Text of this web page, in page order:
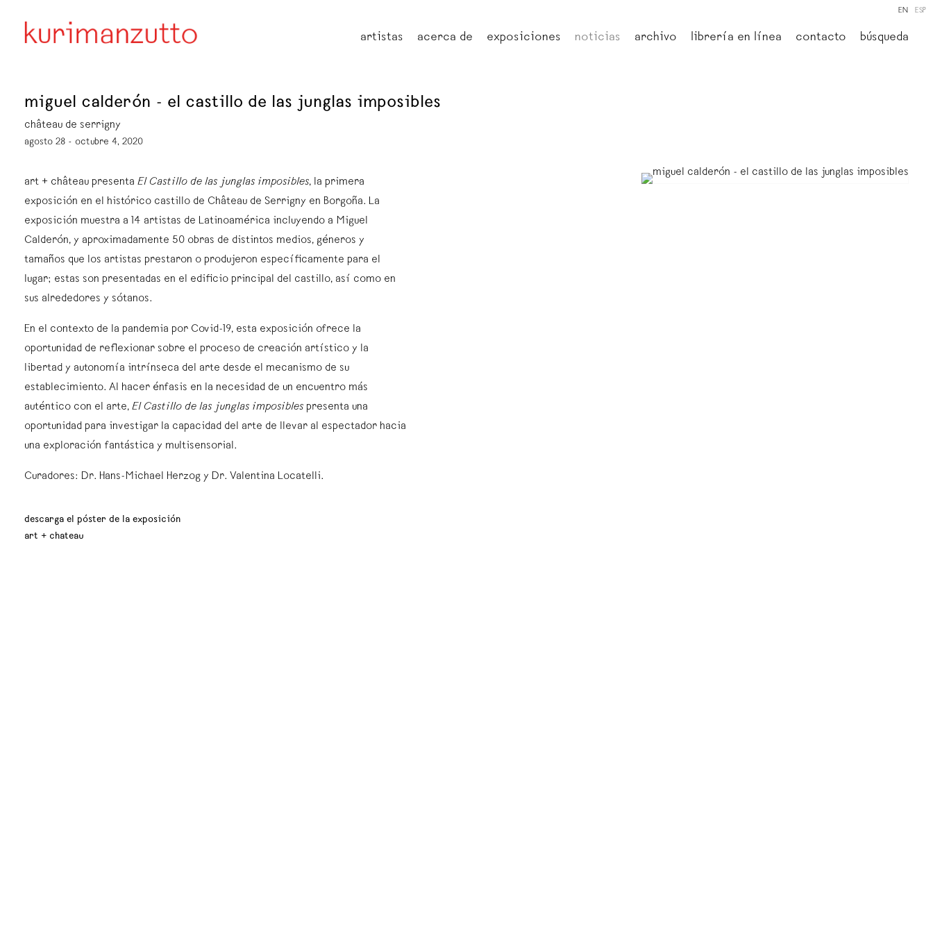
artistas acerca de exposiciones noticias archivo librería en línea contacto búsqueda
EN ESP
miguel calderón - el castillo de las junglas imposibles
château de serrigny
agosto 28 - octubre 4, 2020
art + château presenta El Castillo de las junglas imposibles, la primera
exposición en el histórico castillo de Château de Serrigny en Borgoña. La
exposición muestra a 14 artistas de Latinoamérica incluyendo a Miguel
Calderón, y aproximadamente 50 obras de distintos medios, géneros y
tamaños que los artistas prestaron o produjeron específicamente para el
lugar; estas son presentadas en el edificio principal del castillo, así como en
sus alrededores y sótanos.
En el contexto de la pandemia por Covid-19, esta exposición ofrece la
oportunidad de reflexionar sobre el proceso de creación artístico y la
libertad y autonomía intrínseca del arte desde el mecanismo de su
establecimiento. Al hacer énfasis en la necesidad de un encuentro más
auténtico con el arte, El Castillo de las junglas imposibles presenta una
oportunidad para investigar la capacidad del arte de llevar al espectador hacia
una exploración fantástica y multisensorial.
Curadores: Dr. Hans-Michael Herzog y Dr. Valentina Locatelli.
descarga el póster de la exposición
art + chateau